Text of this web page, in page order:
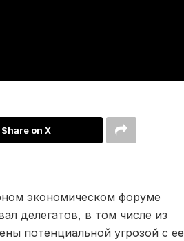
Share on X
экономическом форуме
делегатов, в том числе из
потенциальной угрозой с ее